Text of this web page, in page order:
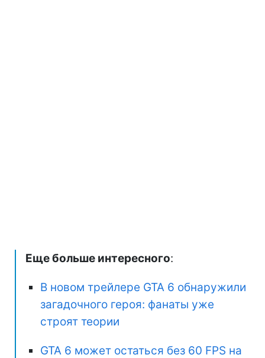
Еще больше интересного:
В новом трейлере GTA 6 обнаружили
загадочного героя: фанаты уже
строят теории
GTA 6 может остаться без 60 FPS на